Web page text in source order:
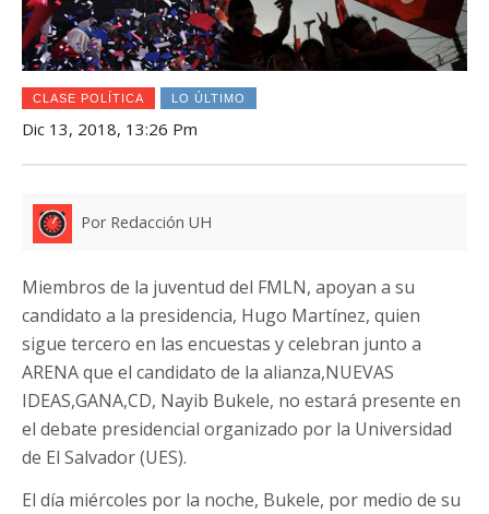
CLASE POLÍTICA LO ÚLTIMO
Dic 13, 2018, 13:26 Pm
Por Redacción UH
Miembros de la juventud del FMLN, apoyan a su
candidato a la presidencia, Hugo Martínez, quien
sigue tercero en las encuestas y celebran junto a
ARENA que el candidato de la alianza,NUEVAS
IDEAS,GANA,CD, Nayib Bukele, no estará presente en
el debate presidencial organizado por la Universidad
de El Salvador (UES).
El día miércoles por la noche, Bukele, por medio de su